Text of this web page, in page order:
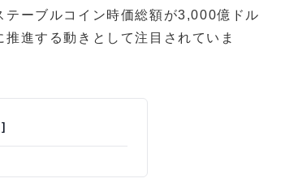
ーブルコイン時価総額が3,000億ドル
進する動きとして注目されていま